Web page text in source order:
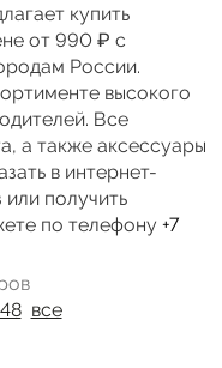
купить
от 990 ₽ с
России.
высокого
Все
а также аксессуары
в интернет-
получить
по телефону +7
48 все